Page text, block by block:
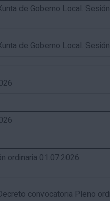
de Goberno Local.
de Goberno Local.
ordinaria 01.07.2026
convocatoria Pleno